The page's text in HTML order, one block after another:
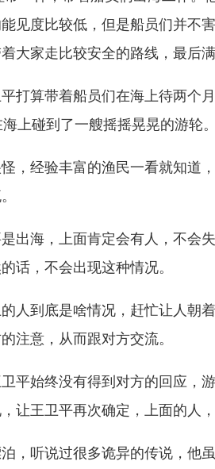
见度比较低，但是船员们并不
大家走比较安全的路线，最后
打算带着船员们在海上待两个
上碰到了一艘摇摇晃晃的游轮
，经验丰富的渔民一看就知道
出海，上面肯定会有人，不会
话，不会出现这种情况。
人到底是啥情况，赶忙让人朝
注意，从而跟对方交流。
平始终没有得到对方的回应，
让王卫平再次确定，上面的人
，听说过很多诡异的传说，他